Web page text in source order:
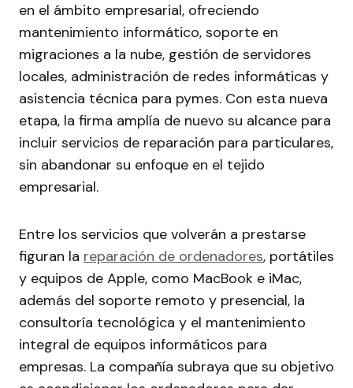
en el ámbito empresarial, ofreciendo
mantenimiento informático, soporte en
migraciones a la nube, gestión de servidores
locales, administración de redes informáticas y
asistencia técnica para pymes. Con esta nueva
etapa, la firma amplía de nuevo su alcance para
incluir servicios de reparación para particulares,
sin abandonar su enfoque en el tejido
empresarial.
Entre los servicios que volverán a prestarse
figuran la reparación de ordenadores, portátiles
y equipos de Apple, como MacBook e iMac,
además del soporte remoto y presencial, la
consultoría tecnológica y el mantenimiento
integral de equipos informáticos para
empresas. La compañía subraya que su objetivo